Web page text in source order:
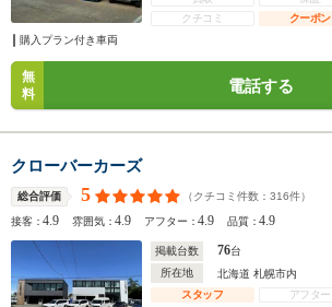
クチコミ
クーポン
購入プラン付き車両
無
料
電話する
クローバーカーズ
総合評価 5 （クチコミ件数： 316件）
接客：4.9 雰囲気：4.9 アフター：4.9 品質：4.9
掲載台数 76台
所在地
北海道 札幌市内
スタッフ
アフター